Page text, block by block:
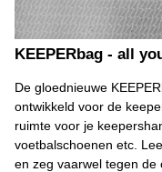
KEEPERbag - all
De gloednieuwe
ontwikkeld voor de
ruimte voor je
voetbalschoenen etc.
en zeg vaarwel tegen de